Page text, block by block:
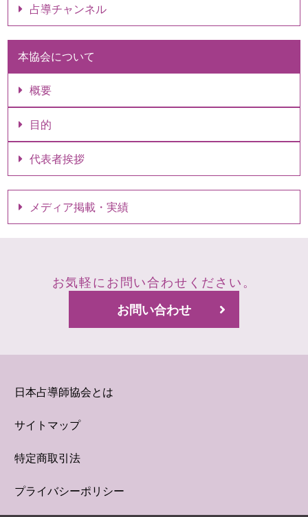
占導チャンネル
本協会について
概要
目的
代表者挨拶
メディア掲載・実績
お気軽にお問い合わせください。
お問い合わせ
日本占導師協会とは
サイトマップ
特定商取引法
プライバシーポリシー